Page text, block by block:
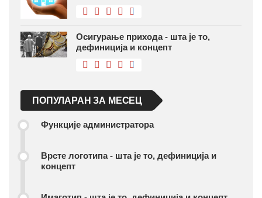
Осигурање прихода - шта је то,
дефиниција и концепт
ПОПУЛАРАН ЗА МЕСЕЦ
Функције администратора
Врсте логотипа - шта је то, дефиниција и
концепт